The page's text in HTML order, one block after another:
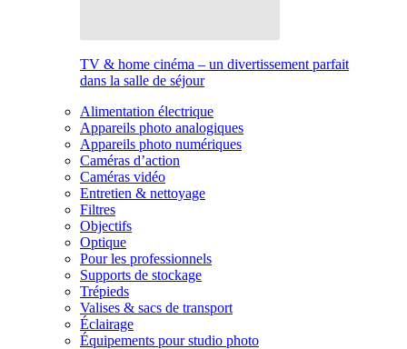
TV & home cinéma – un divertissement parfait
dans la salle de séjour
Alimentation électrique
Appareils photo analogiques
Appareils photo numériques
Caméras d’action
Caméras vidéo
Entretien & nettoyage
Filtres
Objectifs
Optique
Pour les professionnels
Supports de stockage
Trépieds
Valises & sacs de transport
Éclairage
Équipements pour studio photo